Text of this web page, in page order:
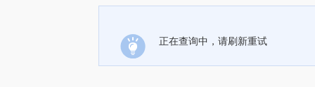
正在查询中，请刷新重试